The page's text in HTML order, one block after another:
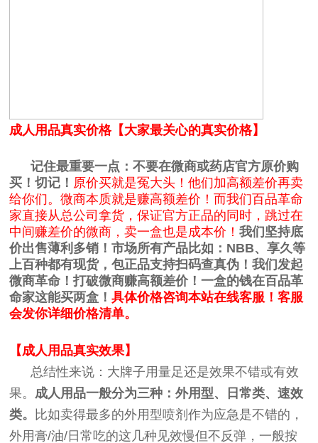
成人用品真实价格【大家最关心的真实价格】
记住最重要一点：不要在微商或药店官方原价购
买！切记！ 原价买就是冤大头！他们加高额差价再卖
给你们。微商本质就是赚高额差价！而我们百品革命
家直接从总公司拿货，保证官方正品的同时，跳过在
中间赚差价的微商，卖一盒也是成本价！我们坚持底
价出售薄利多销！市场所有产品比如：NBB、享久等
上百种都有现货，包正品支持扫码查真伪！我们发起
微商革命！打破微商赚高额差价！一盒的钱在百品革
命家这能买两盒！具体价格咨询本站在线客服！客服
会发你详细价格清单。
【成人用品真实效果】
总结性来说：大牌子用量足还是效果不错或有效
果。 成人用品一般分为三种：外用型、日常类、速效
类。
比如卖得最多的外用型喷剂作为应急是不错的，
外用膏/油/日常吃的这几种见效慢但不反弹，一般按